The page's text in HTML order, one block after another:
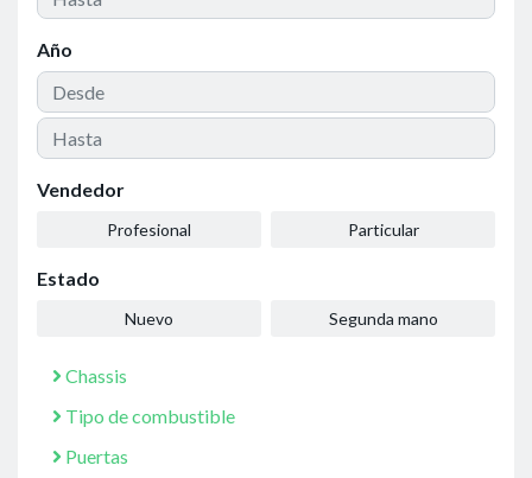
Año
Vendedor
Profesional Particular
Estado
Nuevo Segunda mano
Chassis
Tipo de combustible
Puertas